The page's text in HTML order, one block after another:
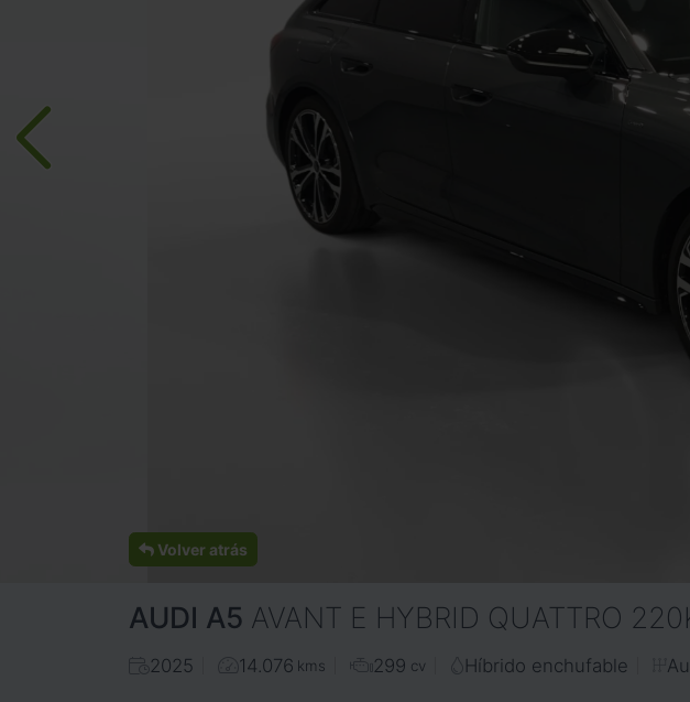
Volver atrás
AUDI A5 AVANT E HYBRID QUATTRO
2025 14.076 kms 299 cv Híbrido enchufable